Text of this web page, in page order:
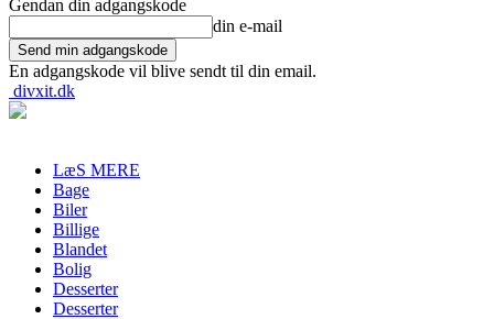
Gendan din adgangskode
din e-mail
En adgangskode vil blive sendt til din email.
divxit.dk
LæS MERE
Bage
Biler
Billige
Blandet
Bolig
Desserter
Desserter